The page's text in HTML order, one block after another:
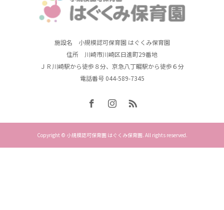
施設名 小規模認可保育園 はぐくみ保育園
住所 川崎市川崎区日進町29番地
ＪＲ川崎駅から徒歩８分、京急八丁畷駅から徒歩６分
電話番号 044-589-7345
Copyright © 小規模認可保育園 はぐくみ保育園. All rights reserved.